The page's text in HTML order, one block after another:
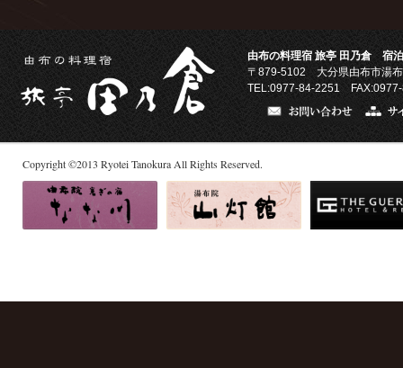
由布の料理宿 旅亭 田乃倉 宿
〒879-5102 大分県由布市湯
TEL:0977-84-2251
Copyright©2013 Ryotei Tanokura All Rights Reserved.